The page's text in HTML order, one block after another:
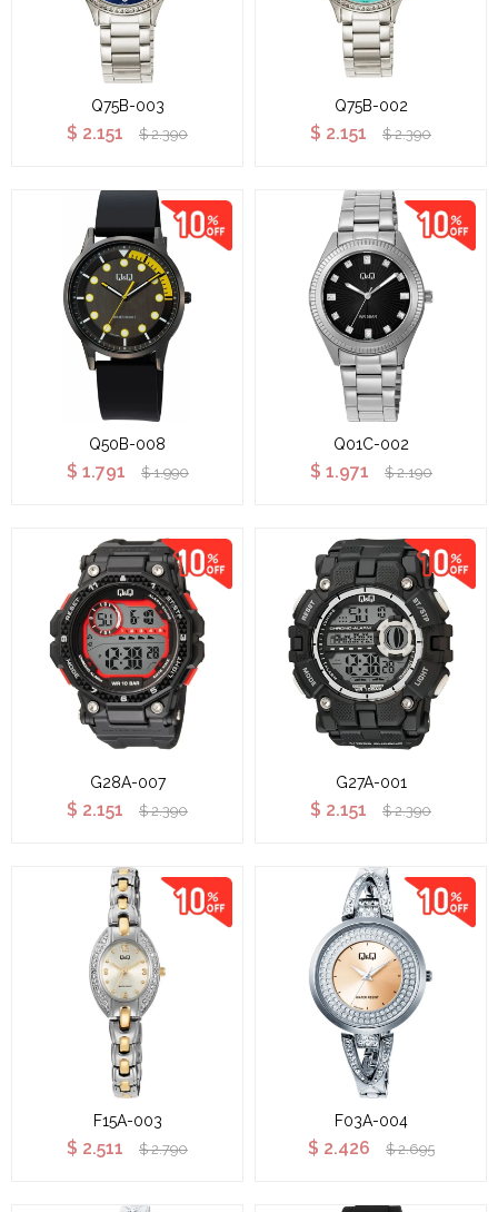
Q75B-003
$ 2.151 $ 2.390
Q75B-002
$ 2.151 $ 2.390
Q50B-008
$ 1.791 $ 1.990
Q01C-002
$ 1.971 $ 2.190
G28A-007
$ 2.151 $ 2.390
G27A-001
$ 2.151 $ 2.390
F15A-003
$ 2.511 $ 2.790
F03A-004
$ 2.426 $ 2.695